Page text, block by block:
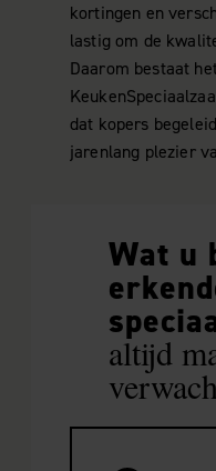
kortingen en
lastig om de
Daarom bestaat
dat kopers
jarenlang plezier
Wat u
altijd